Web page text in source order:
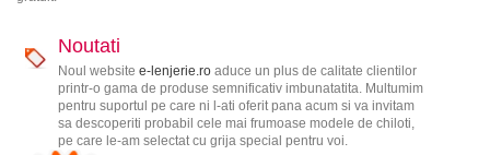
Noutati
Noul website e-lenjerie.roaduce un plus de calitate clientilor
printr-o gama de produse semnificativ imbunatatita. Multumim
pentru suportul pe care ni l-ati oferit pana acum si va invitam
sa descoperiti probabil cele mai frumoase modele de chiloti,
pe care le-am selectat cu grija special pentru voi.